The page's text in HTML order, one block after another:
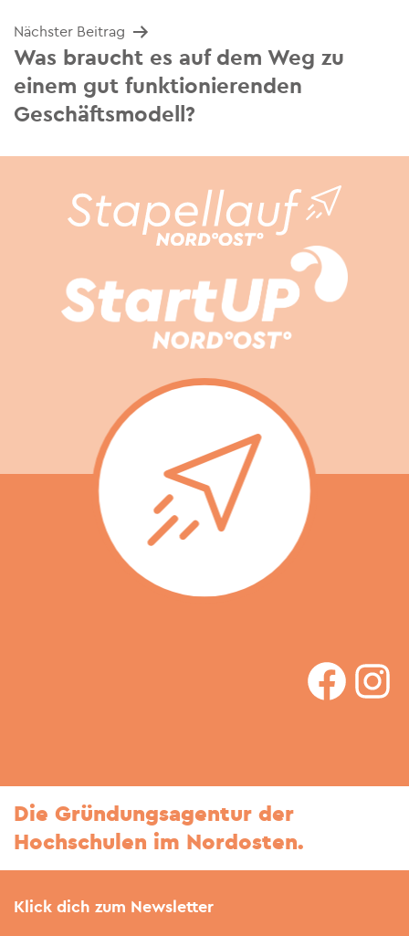
Nächster Beitrag
Was braucht es auf dem Weg zu
einem gut funktionierenden
Geschäftsmodell?
Die Gründungsagentur der
Hochschulen im Nordosten.
Klick dich zum Newsletter